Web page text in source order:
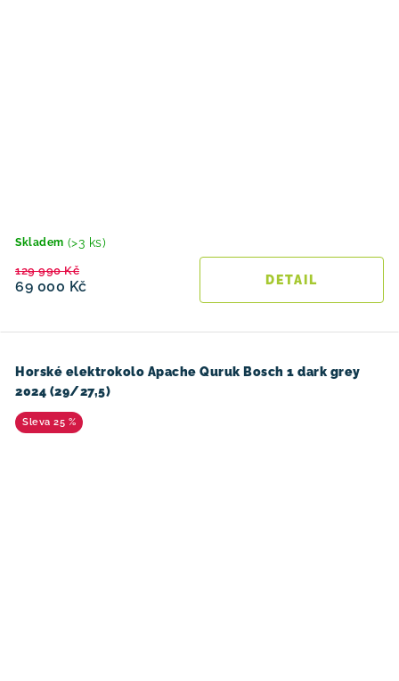
Skladem (>3 ks)
69 000 Kč
129 990 Kč
Horské elektrokolo Apache Quruk Bosch 1 dark grey
2024 (29/27,5)
25 %